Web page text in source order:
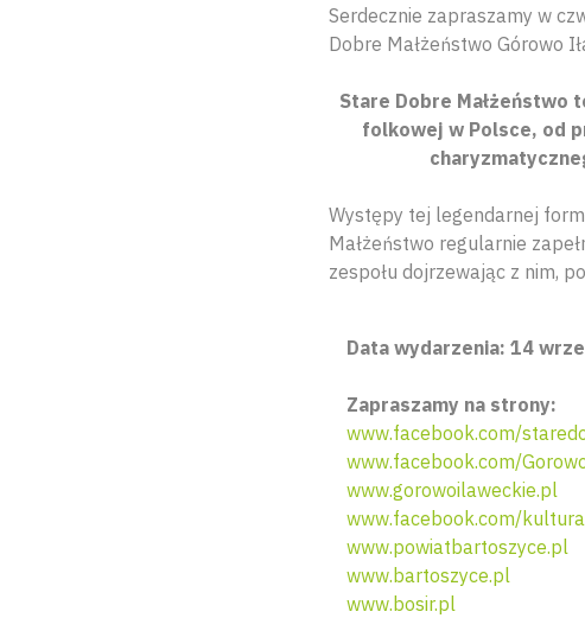
Serdecznie zapraszamy w
Dobre Małżeństwo Górowo
Stare Dobre Małżeństwo
folkowej w Polsce, od
Występy tej legendarnej
Małżeństwo regularnie
zespołu dojrzewając z nim,
Data wydarzenia: 14
Zapraszamy na strony:
www.facebook.com/
www.facebook.com/
www.gorowoilaweckie.pl
www.facebook.com/
www.powiatbartoszyce.pl
www.bartoszyce.pl
www.bosir.pl